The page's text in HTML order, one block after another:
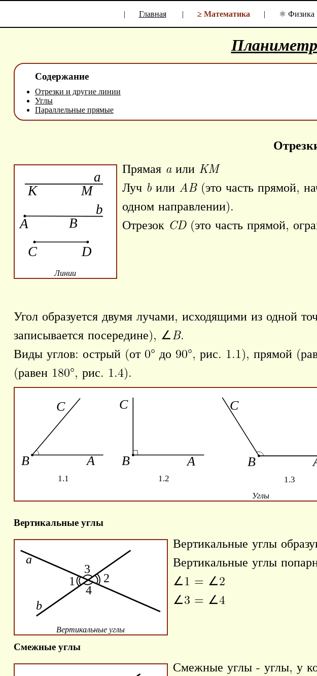
| Главная | ≥ Математика | ⚛ Физика
Содержание
Отрезки и другие линии
Углы
Параллельные прямые
Линии
Прямая aили KM
Луч bили AB(это часть прямой,
одном направлении).
Отрезок CD(это часть прямой,
Угол образуется двумя лучами, исходящими из одной
записывается посередине), ∠B.
Виды углов: острый (от 0° до 90°, рис. 1.1), прямой
(равен 180°, рис. 1.4).
Углы
Вертикальные углы
Вертикальные углы
Вертикальные углы
Вертикальные углы
∠1 = ∠2
∠3 = ∠4
Смежные углы
Смежные углы - углы, у